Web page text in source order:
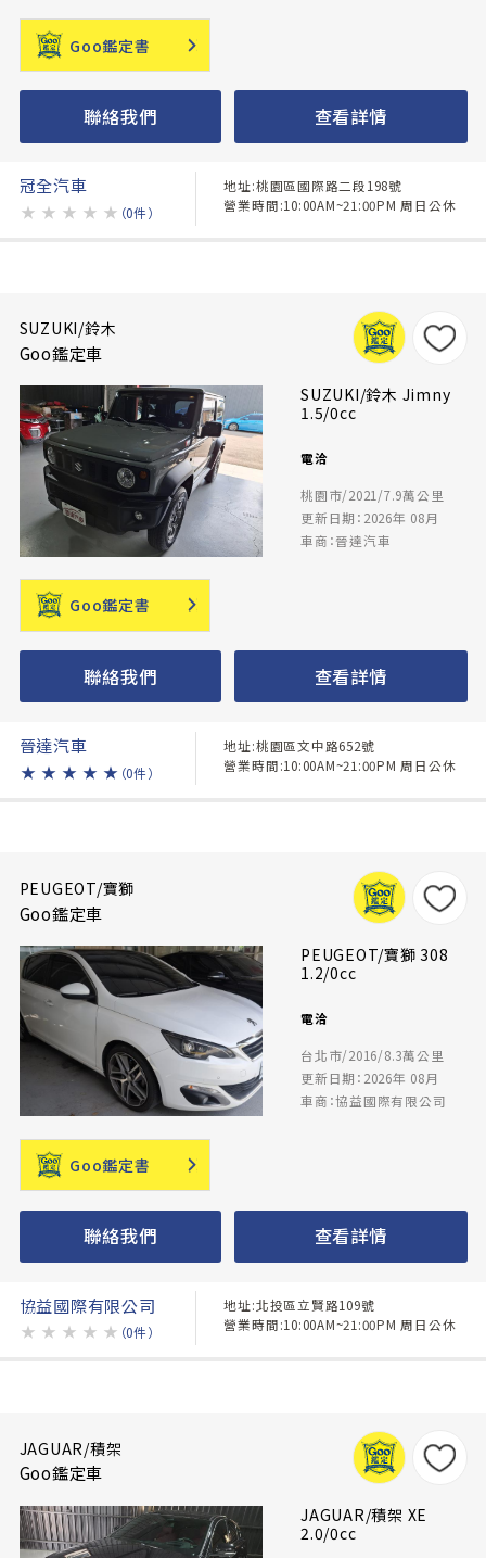
Goo鑑定書
聯絡我們 查看詳情
冠全汽車
★ ★ ★ ★ ★ （0件）
地址:桃園區國際路二段198號
營業時間:10:00AM~21:00PM 周日公休
SUZUKI/鈴木
Goo鑑定車
SUZUKI/鈴木 Jimny
1.5/0cc
電洽
桃園市/2021/7.9萬公里
更新日期：2026年 08月
車商：晉達汽車
Goo鑑定書
聯絡我們 查看詳情
晉達汽車
★ ★ ★ ★ ★ （0件）
地址:桃園區文中路652號
營業時間:10:00AM~21:00PM 周日公休
PEUGEOT/寶獅
Goo鑑定車
PEUGEOT/寶獅 308
1.2/0cc
電洽
台北市/2016/8.3萬公里
更新日期：2026年 08月
車商：協益國際有限公司
Goo鑑定書
聯絡我們 查看詳情
協益國際有限公司
★ ★ ★ ★ ★ （0件）
地址:北投區立賢路109號
營業時間:10:00AM~21:00PM 周日公休
JAGUAR/積架
Goo鑑定車
JAGUAR/積架 XE
2.0/0cc